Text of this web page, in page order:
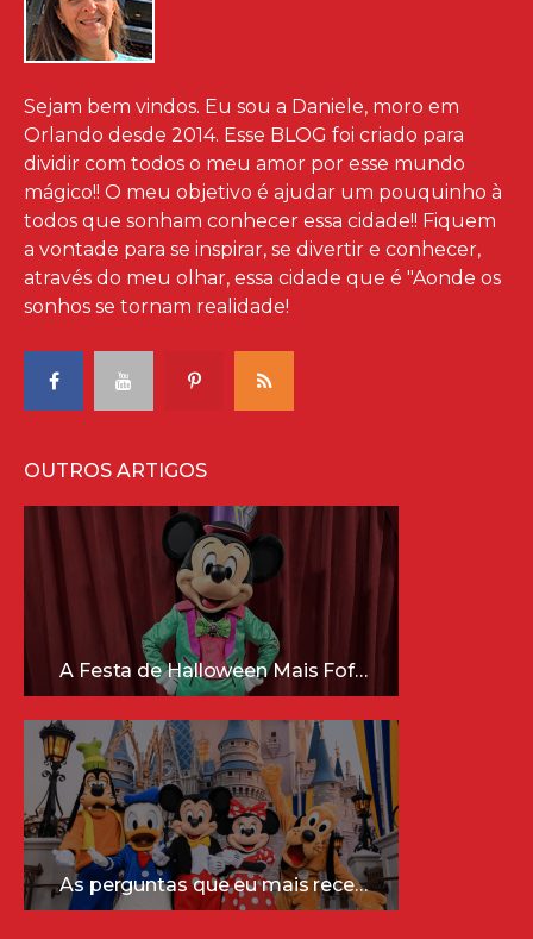
Sejam bem vindos. Eu sou a Daniele, moro em
Orlando desde 2014. Esse BLOG foi criado para
dividir com todos o meu amor por esse mundo
mágico!! O meu objetivo é ajudar um pouquinho à
todos que sonham conhecer essa cidade!! Fiquem
a vontade para se inspirar, se divertir e conhecer,
através do meu olhar, essa cidade que é "Aonde os
sonhos se tornam realidade!
OUTROS ARTIGOS
A Festa de Halloween Mais Fofa da Disney Está Chegando!
As perguntas que eu mais recebo sobre a Disney (e as respostas mais sinceras!)